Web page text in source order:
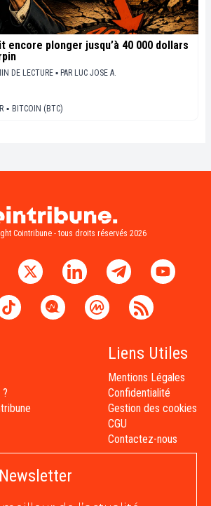
encore plonger jusqu’à 40 000 dollars
DE LECTURE ▪ PAR LUC JOSE A.
▪ BITCOIN (BTC)
Cointribune - tous droits réservés 2026
Liens Utiles
Mentions Légales
Confidentialité
Gestion des cookies
CGU
Contactez-nous
Newsletter